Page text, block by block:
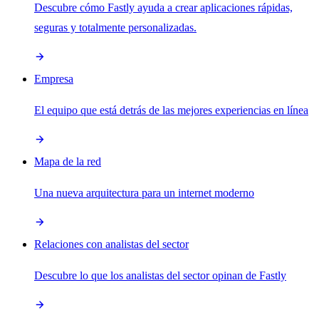
Descubre cómo Fastly ayuda a crear aplicaciones rápidas,
seguras y totalmente personalizadas.
Empresa
El equipo que está detrás de las mejores experiencias en línea
Mapa de la red
Una nueva arquitectura para un internet moderno
Relaciones con analistas del sector
Descubre lo que los analistas del sector opinan de Fastly